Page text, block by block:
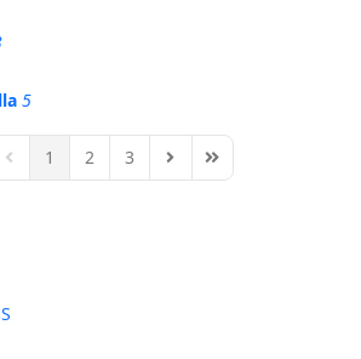
5
Previous Page
1 2 3 Next PageLast Page